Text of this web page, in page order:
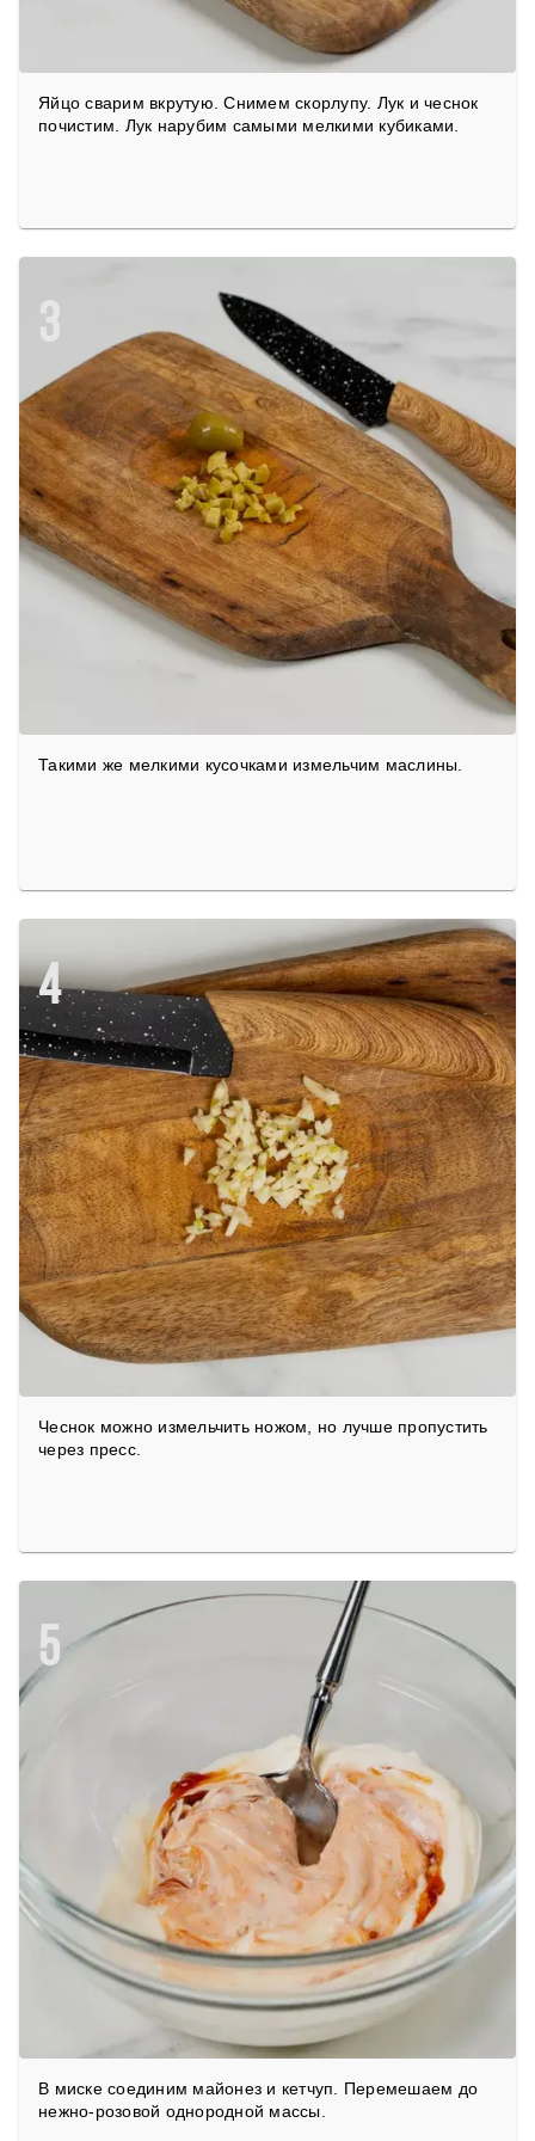
Яйцо сварим вкрутую. Снимем скорлупу. Лук и чеснок
почистим. Лук нарубим самыми мелкими кубиками.
3
Такими же мелкими кусочками измельчим маслины.
4
Чеснок можно измельчить ножом, но лучше пропустить
через пресс.
5
В миске соединим майонез и кетчуп. Перемешаем до
нежно-розовой однородной массы.